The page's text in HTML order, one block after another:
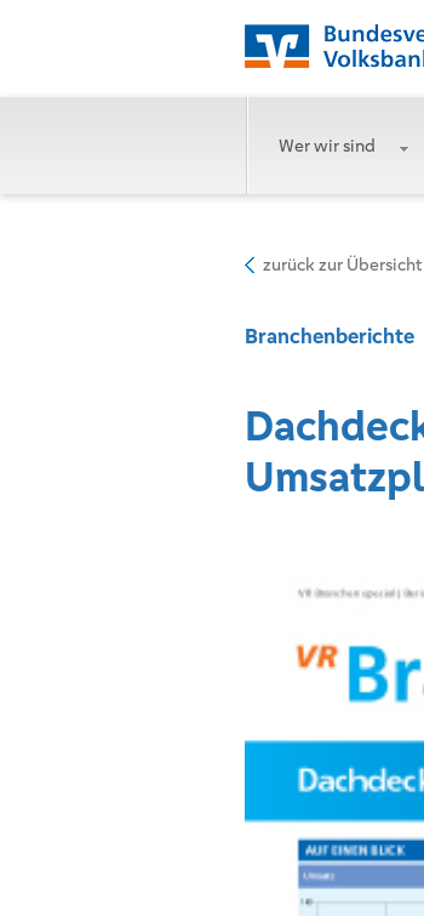
Wer wir sind
zurück zur Übersicht
Branchenberichte